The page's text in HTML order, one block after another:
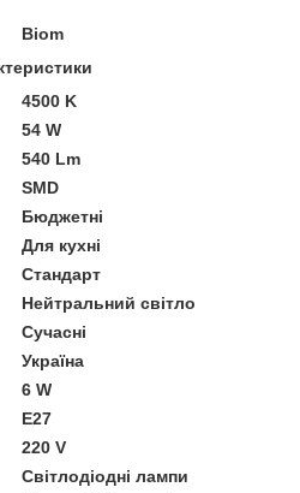
Biom
4500 K
54 W
540 Lm
SMD
Бюджетні
Для кухні
Стандарт
Нейтральний світло
Сучасні
Україна
6 W
E27
220 V
Світлодіодні лампи